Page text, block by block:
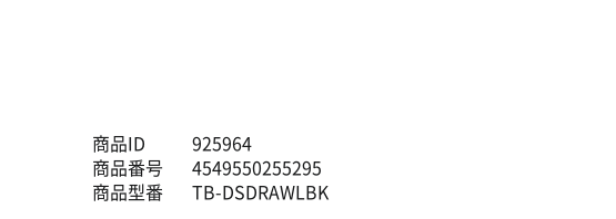
商品ID
925964
商品番号
4549550255295
商品型番
TB-DSDRAWLBK